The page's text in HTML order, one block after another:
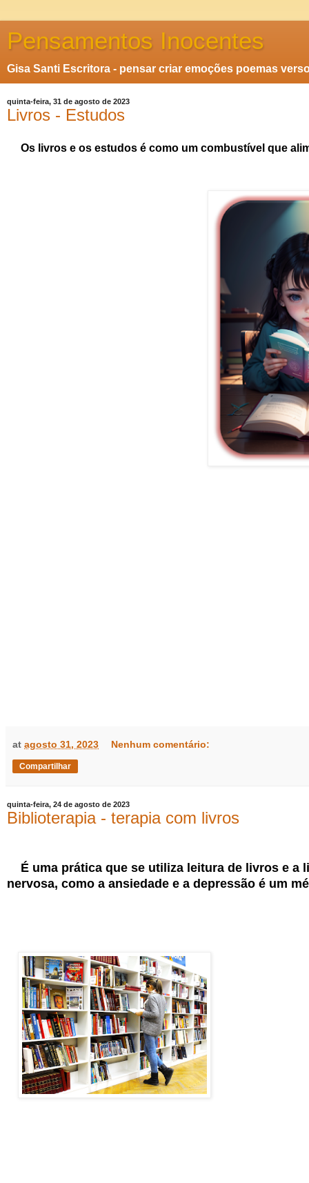
Pensamentos Inocentes
Gisa Santi Escritora - pensar criar emoções poemas
quinta-feira, 31 de agosto de 2023
Livros - Estudos
Os livros e os estudos é como um combustível que
at agosto 31, 2023 Nenhum comentário:
Compartilhar
quinta-feira, 24 de agosto de 2023
Biblioterapia - terapia com livros
É uma prática que se utiliza leitura de livros e a
nervosa, como a ansiedade e a depressão é um